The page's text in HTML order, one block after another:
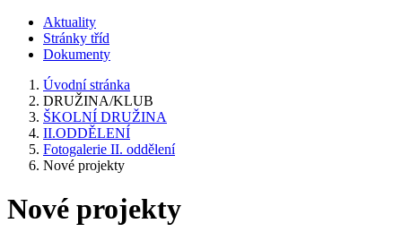
Aktuality
Stránky tříd
Dokumenty
Úvodní stránka
DRUŽINA/KLUB
ŠKOLNÍ DRUŽINA
II.ODDĚLENÍ
Fotogalerie II. oddělení
Nové projekty
Nové projekty